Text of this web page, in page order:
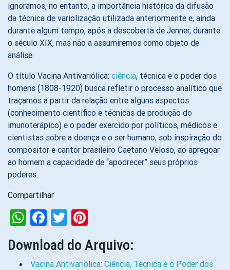
ignoramos, no entanto, a importância histórica da difusão
da técnica de variolização utilizada anteriormente e, ainda
durante algum tempo, após a descoberta de Jenner, durante
o século XIX, mas não a assumiremos como objeto de
análise.
O título Vacina Antivariólica: ciência, técnica e o poder dos
homens (1808-1920) busca refletir o processo analítico que
traçamos a partir da relação entre alguns aspectos
(conhecimento científico e técnicas de produção do
imunoterápico) e o poder exercido por políticos, médicos e
cientistas sobre a doença e o ser humano, sob inspiração do
compositor e cantor brasileiro Caetano Veloso, ao apregoar
ao homem a capacidade de “apodrecer” seus próprios
poderes.
Compartilhar
WhatsApp
Facebook
Twitter
Download do Arquivo:
Vacina Antivariólica: Ciência, Técnica e o Poder dos